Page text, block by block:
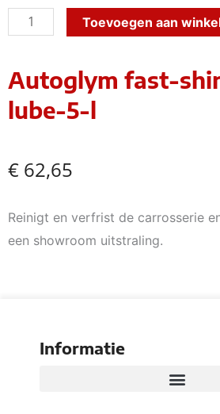
Autoglym
fast-
and-
lube-
aantal
Toevoegen aan
Autoglym fast-
lube-5-l
€ 62,65
Reinigt en verfrist de carrosserie
een showroom uitstraling.
Informatie